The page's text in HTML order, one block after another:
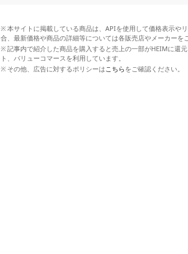
本サイトに掲載している商品は、APIを使用して価格表示や
合、最新価格や商品の詳細等については各販売店やメーカーを
記事内で紹介した商品を購入すると売上の一部がHEIMに還
ト、バリューコマースを利用しています。
その他、広告に対するポリシーは こちらをご確認ください。